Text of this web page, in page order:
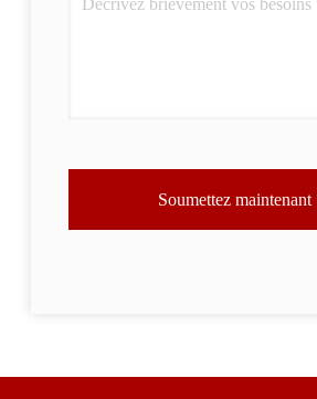
Soumettez maintenant